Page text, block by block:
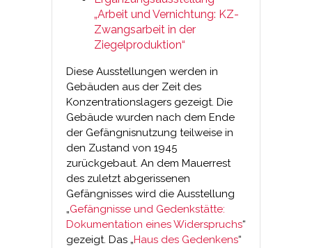
„Arbeit und Vernichtung: KZ-
Zwangsarbeit in der
Ziegelproduktion“
Diese Ausstellungen werden in
Gebäuden aus der Zeit des
Konzentrationslagers gezeigt. Die
Gebäude wurden nach dem Ende
der Gefängnisnutzung teilweise in
den Zustand von 1945
zurückgebaut. An dem Mauerrest
des zuletzt abgerissenen
Gefängnisses wird die Ausstellung
„Gefängnisse und Gedenkstätte:
Dokumentation eines Widerspruchs“
gezeigt. Das „Haus des Gedenkens“